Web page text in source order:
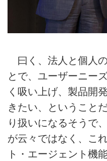
曰く、法人と個人
とで、ユーザーニー
く吸い上げ、製品開
きたい、ということ
り扱いになるそうで
が云々ではなく、こ
ト・エージェント機